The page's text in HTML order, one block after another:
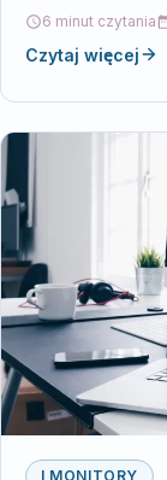
6 minut czytania
Czytaj więcej
I MONITORY